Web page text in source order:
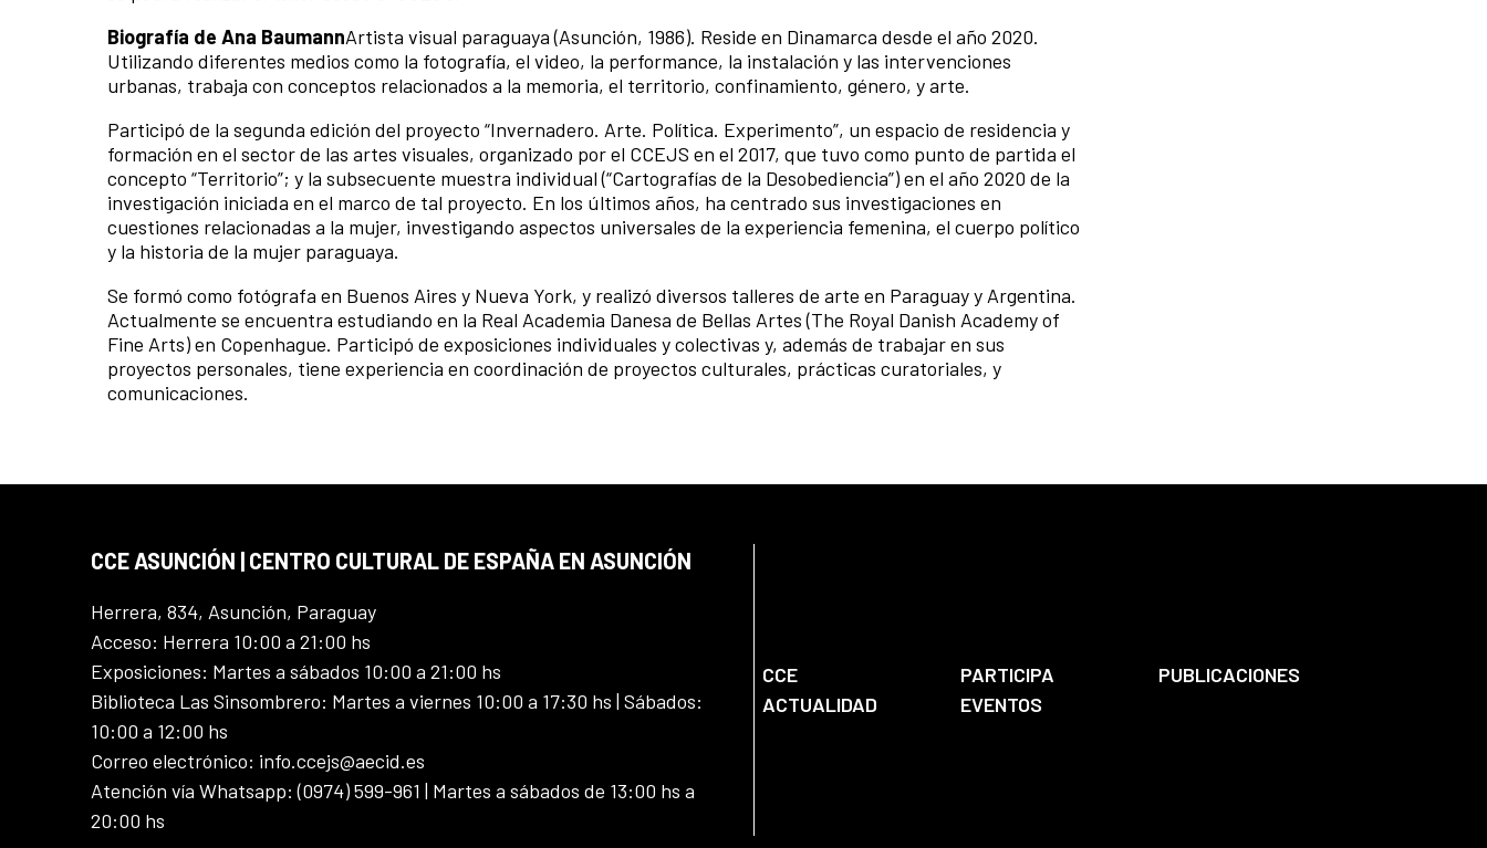
Biografía de Ana BaumannArtista visual paraguaya (Asunción, 1986). Reside en Dinamarca desde el año 2020.
Utilizando diferentes medios como la fotografía, el video, la performance, la instalación y las intervenciones
urbanas, trabaja con conceptos relacionados a la memoria, el territorio, confinamiento, género, y arte.
Participó de la segunda edición del proyecto “Invernadero. Arte. Política. Experimento”, un espacio de residencia y
formación en el sector de las artes visuales, organizado por el CCEJS en el 2017, que tuvo como punto de partida el
concepto “Territorio”; y la subsecuente muestra individual (“Cartografías de la Desobediencia”) en el año 2020 de la
investigación iniciada en el marco de tal proyecto. En los últimos años, ha centrado sus investigaciones en
cuestiones relacionadas a la mujer, investigando aspectos universales de la experiencia femenina, el cuerpo político
y la historia de la mujer paraguaya.
Se formó como fotógrafa en Buenos Aires y Nueva York, y realizó diversos talleres de arte en Paraguay y Argentina.
Actualmente se encuentra estudiando en la Real Academia Danesa de Bellas Artes (The Royal Danish Academy of
Fine Arts) en Copenhague. Participó de exposiciones individuales y colectivas y, además de trabajar en sus
proyectos personales, tiene experiencia en coordinación de proyectos culturales, prácticas curatoriales, y
comunicaciones.
CCE ASUNCIÓN | CENTRO CULTURAL DE ESPAÑA EN ASUNCIÓN
Herrera, 834, Asunción, Paraguay
Acceso: Herrera 10:00 a 21:00 hs
Exposiciones: Martes a sábados 10:00 a 21:00 hs
Biblioteca Las Sinsombrero: Martes a viernes 10:00 a 17:30 hs | Sábados:
10:00 a 12:00 hs
Correo electrónico: info.ccejs@aecid.es
Atención vía Whatsapp: (0974) 599-961 | Martes a sábados de 13:00 hs a
20:00 hs
CCE PARTICIPA
PUBLICACIONES
ACTUALIDAD
EVENTOS